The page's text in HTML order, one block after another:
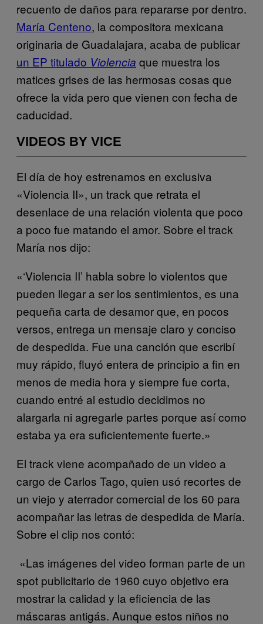
recuento de daños para repararse por dentro.
María Centeno​, la compositora mexicana
originaria de Guadalajara, acaba de publicar
un EP titulado Violencia que muestra los
matices grises de las hermosas cosas que
ofrece la vida pero que vienen con fecha de
caducidad.
VIDEOS BY VICE
El día de hoy estrenamos en exclusiva
«Violencia II», un track que retrata el
desenlace de una relación violenta que poco
a poco fue matando el amor. Sobre el track
María nos dijo:
«‘Violencia II’ habla sobre lo violentos que
pueden llegar a ser los sentimientos, es una
pequeña carta de desamor que, en pocos
versos, entrega un mensaje claro y conciso
de despedida. Fue una canción que escribí
muy rápido, fluyó entera de principio a fin en
menos de media hora y siempre fue corta,
cuando entré al estudio decidimos no
alargarla ni agregarle partes porque así como
estaba ya era suficientemente fuerte.»
El track viene acompañado de un video a
cargo de Carlos Tago, quien usó recortes de
un viejo y aterrador comercial de los 60 para
acompañar las letras de despedida de María.
Sobre el clip nos contó:
«Las imágenes del video forman parte de un
spot publicitario de 1960 cuyo objetivo era
mostrar la calidad y la eficiencia de las
máscaras antigás. Aunque estos niños no